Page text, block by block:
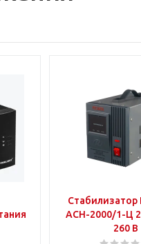
Стабилизатор
ACH-2000/1-Ц
260 В